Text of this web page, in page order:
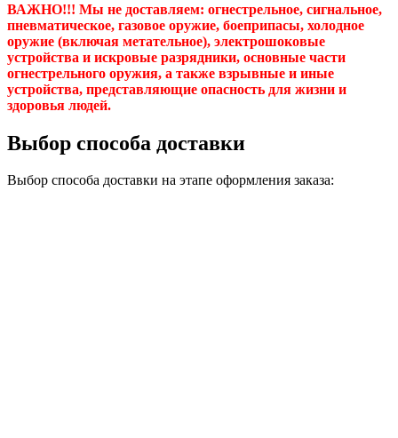
ВАЖНО!!! Мы не доставляем: огнестрельное, сигнальное,
пневматическое, газовое оружие, боеприпасы, холодное
оружие (включая метательное), электрошоковые
устройства и искровые разрядники, основные части
огнестрельного оружия, а также взрывные и иные
устройства, представляющие опасность для жизни и
здоровья людей.
Выбор способа доставки
Выбор способа доставки на этапе оформления заказа: